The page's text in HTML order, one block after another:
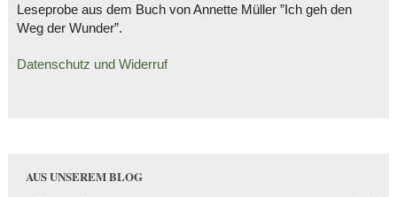
Leseprobe aus dem Buch von Annette Müller ”Ich geh den
Weg der Wunder”.
Datenschutz und Widerruf
AUS UNSEREM BLOG